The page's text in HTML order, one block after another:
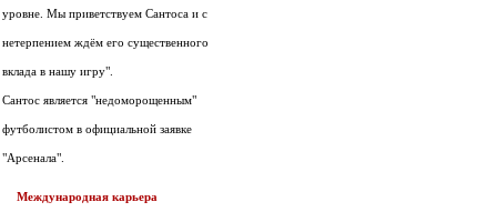
уровне. Мы приветствуем Сантоса и с
нетерпением ждём его существенного
вклада в нашу игру".
Сантос является "недоморощенным"
футболистом в официальной заявке
"Арсенала".
Международная карьера